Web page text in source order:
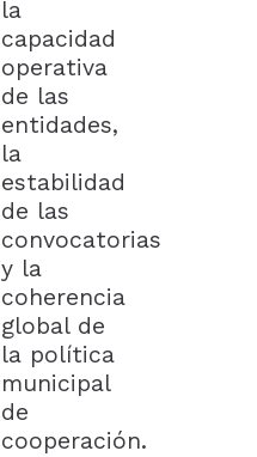
la
capacidad
operativa
de las
entidades,
la
estabilidad
de las
convocatorias
y la
coherencia
global de
la política
municipal
de
cooperación.